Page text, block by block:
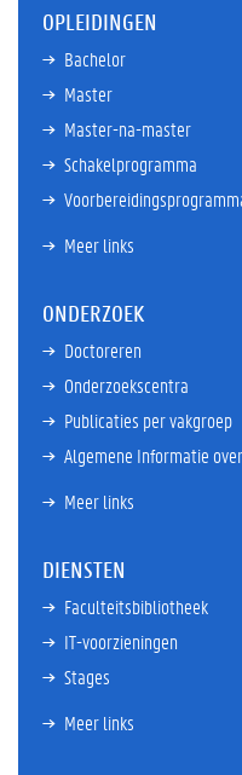
OPLEIDINGEN
Bachelor
Master
Master-na-master
Schakelprogramma
Meer links
ONDERZOEK
Doctoreren
Onderzoekscentra
Publicaties per vakgroep
Algemene Informatie
Meer links
DIENSTEN
Faculteitsbibliotheek
IT-voorzieningen
Stages
Meer links